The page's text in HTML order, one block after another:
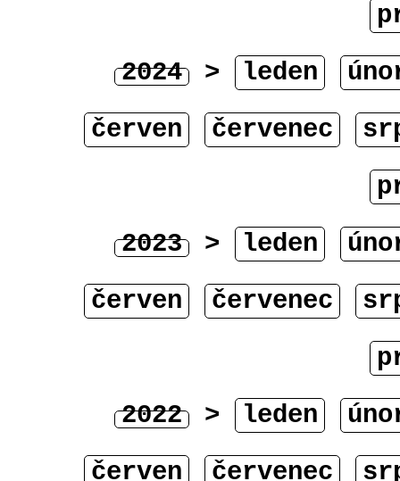
2024 > leden
červen
červenec
2023 > leden
červen
červenec
2022 > leden
červen
červenec